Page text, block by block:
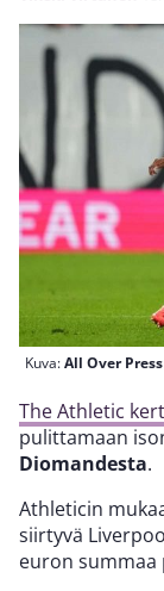
Kuva:All Over Press
The Athletic
pulittamaan
Diomandesta.
Athleticin
siirtyvä
euron summaa